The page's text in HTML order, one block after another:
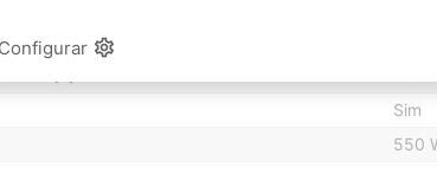
Pó (L)
Sim
550
Configurar settings